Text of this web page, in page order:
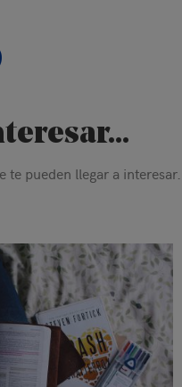
te pueden llegar a interesar.